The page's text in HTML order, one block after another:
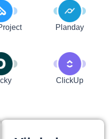
Planday
ClickUp